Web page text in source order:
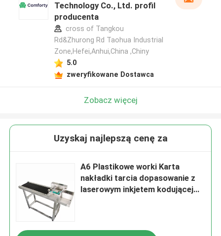
Technology Co., Ltd. profil
producenta
cross of Tangkou
Rd&Zhurong Rd Taohua Industrial
Zone,Hefei,Anhui,China ,Chiny
5.0
zweryfikowane Dostawca
Zobacz więcej
Uzyskaj najlepszą cenę za
A6 Plastikowe worki Karta
nakładki tarcia dopasowanie z
laserowym inkjetem kodującej